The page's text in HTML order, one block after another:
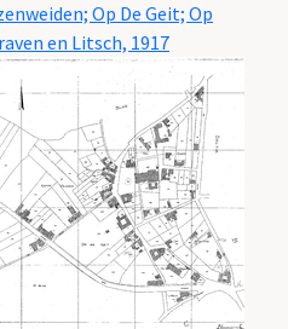
Op De Geit; Op
en Litsch, 1917